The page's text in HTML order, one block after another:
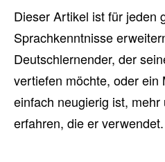
Dieser Artikel ist für jeden
Sprachkenntnisse
Deutschlernender, der
vertiefen möchte, oder ein
einfach neugierig ist,
erfahren, die er verwendet.